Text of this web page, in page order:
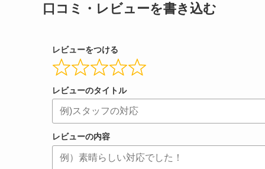
口コミ・レビューを書き込む
レビューをつける
レビューのタイトル
レビューの内容